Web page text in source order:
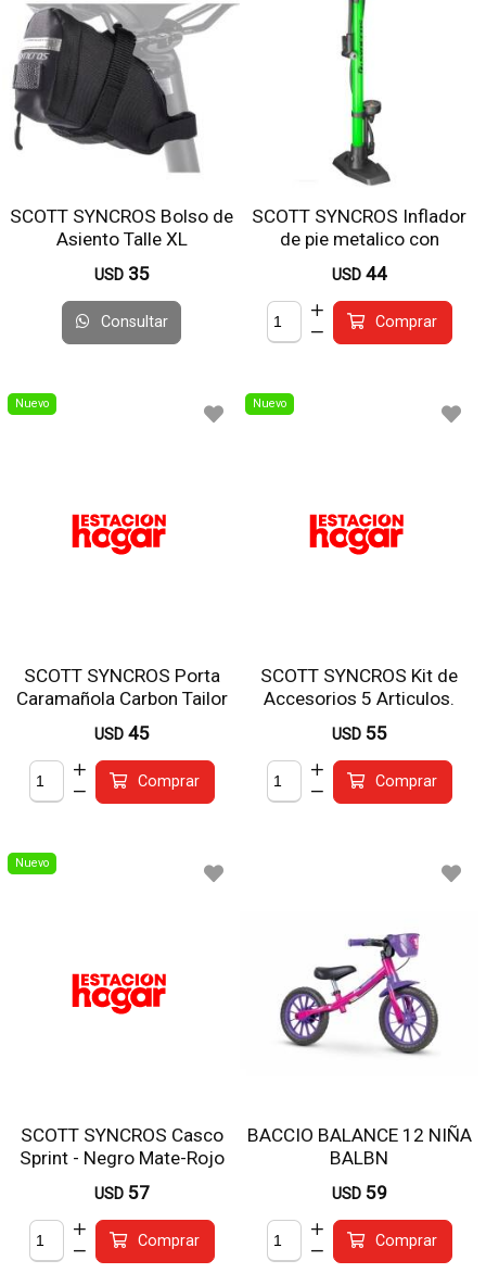
SCOTT SYNCROS Bolso de
Asiento Talle XL
USD 35
Consultar
SCOTT SYNCROS Inflador
de pie metalico con
indicador 140 psi
USD 44
Comprar
Nuevo
SCOTT SYNCROS Porta
Caramañola Carbon Tailor
1.0 Negro
USD 45
Comprar
Nuevo
SCOTT SYNCROS Kit de
Accesorios 5 Articulos.
USD 55
Comprar
Nuevo
SCOTT SYNCROS Casco
Sprint - Negro Mate-Rojo
USD 57
Comprar
BACCIO BALANCE 12 NIÑA
BALBN
USD 59
Comprar